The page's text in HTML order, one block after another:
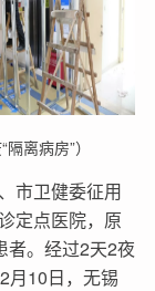
离病房”）
市卫健委征用
定点医院，原
者。经过2天2夜
月10日，无锡